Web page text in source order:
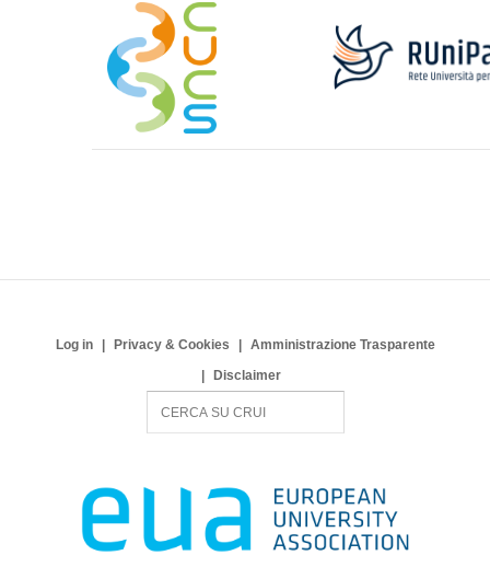
Log in Privacy & Cookies
Amministrazione Trasparente
Disclaimer
c